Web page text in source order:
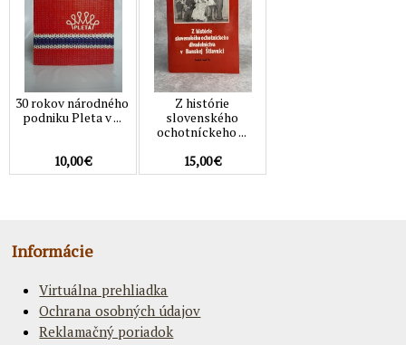
30 rokov národného
podniku Pleta v ...
10,00 €
Z histórie
slovenského
ochotníckeho ...
15,00 €
Informácie
Virtuálna prehliadka
Ochrana osobných údajov
Reklamačný poriadok